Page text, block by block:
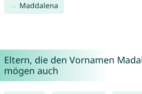
Maddalena
Eltern, die den Vornamen
mögen auch